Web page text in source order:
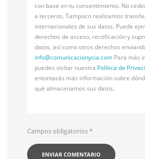
con base en tu consentimiento. No
a terceros. Tampoco realizamos
internacionales de sus datos. Puede
derechos de acceso, rectificación y
datos, así como otros derechos
info@comunicacionycia.com Para más
puedes visitar nuestra Política de
entontarás más información sobre
qué almacenamos sus datos.
Campos obligatorios*